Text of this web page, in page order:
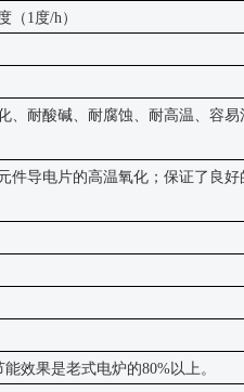
（1度/h）
、耐酸碱、耐腐蚀、耐高温、容易
件导电片的高温氧化；保证了良好
效果是老式电炉的80%以上。